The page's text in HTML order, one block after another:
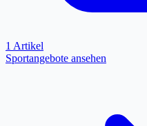
1 Artikel
Sportangebote ansehen